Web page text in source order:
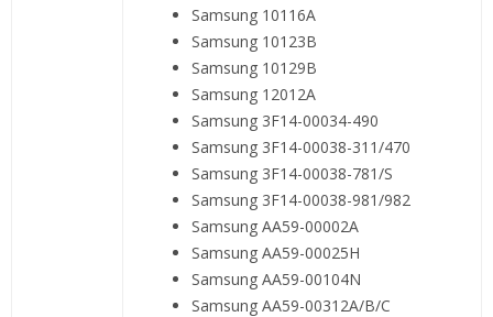
Samsung 10116A
Samsung 10123B
Samsung 10129B
Samsung 12012A
Samsung 3F14-00034-490
Samsung 3F14-00038-311/470
Samsung 3F14-00038-781/S
Samsung 3F14-00038-981/982
Samsung AA59-00002A
Samsung AA59-00025H
Samsung AA59-00104N
Samsung AA59-00312A/B/C